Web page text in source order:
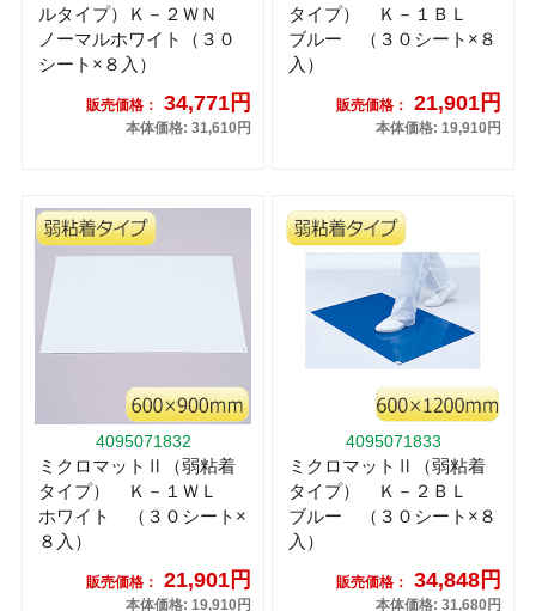
ルタイプ）Ｋ－２ＷＮ
ノーマルホワイト（３０
シート×８入）
販売価格： 34,771円
本体価格: 31,610円
タイプ） Ｋ－１ＢＬ
ブルー （３０シート×８
入）
販売価格： 21,901円
本体価格: 19,910円
4095071832
ミクロマットⅡ（弱粘着
タイプ） Ｋ－１ＷＬ
ホワイト （３０シート×
８入）
販売価格： 21,901円
本体価格: 19,910円
4095071833
ミクロマットⅡ（弱粘着
タイプ） Ｋ－２ＢＬ
ブルー （３０シート×８
入）
販売価格： 34,848円
本体価格: 31,680円